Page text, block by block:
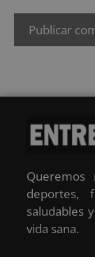
deportes,
saludables
vida sana.